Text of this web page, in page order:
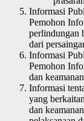
Informasi
Pemohon
perlindungan
dari
Informasi
Pemohon
dan
Informasi
yang
dan